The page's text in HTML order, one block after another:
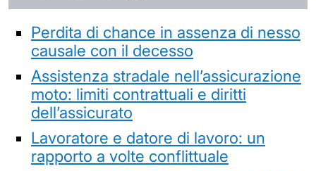
Perdita di chance in assenza di nesso
causale con il decesso
Assistenza stradale nell’assicurazione
moto: limiti contrattuali e diritti
dell’assicurato
Lavoratore e datore di lavoro: un
rapporto a volte conflittuale